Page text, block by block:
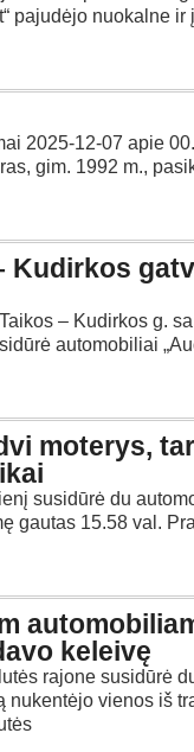
pajudėjo nuokalne ir
2025-12-07 apie
gim. 1992 m.,
Kudirkos
– Kudirkos g.
automobiliai
moterys,
susidūrė du
gautas 15.58 val.
keleivę
rajone susidūrė
nukentėjo vienos iš